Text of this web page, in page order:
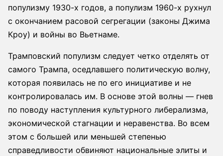
популизму 1930-х годов, а популизм 1960-х рухнул
с окончанием расовой сегрегации (законы Джима
Кроу) и войны во Вьетнаме.
Трамповский популизм следует четко отделять от
самого Трампа, оседлавшего политическую волну,
которая появилась не по его инициативе и не
контролировалась им. В основе этой волны — гнев
по поводу наступления культурного либерализма,
экономической стагнации и неравенства. Во всем
этом с большей или меньшей степенью
справедливости обвиняют национальные элиты и